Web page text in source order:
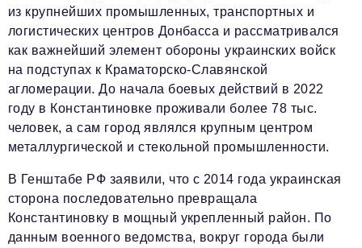
из крупнейших промышленных, транспортных и
логистических центров Донбасса и рассматривался
как важнейший элемент обороны украинских войск
на подступах к Краматорско-Славянской
агломерации. До начала боевых действий в 2022
году в Константиновке проживали более 78 тыс.
человек, а сам город являлся крупным центром
металлургической и стекольной промышленности.
В Генштабе РФ заявили, что с 2014 года украинская
сторона последовательно превращала
Константиновку в мощный укрепленный район. По
данным военного ведомства, вокруг города были